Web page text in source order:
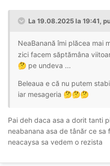
La 19.08.2025 la 19:41,
NeaBanană îmi plăcea mai
zici facem săptămâna
🤔 pe undeva ...
Beleaua e că nu putem
iar mesageria 🤔🤔🤔
Pai deh daca asa a dorit tanti
neabanana asa de tânăr ce sa
neacaysa sa vedem o rezista